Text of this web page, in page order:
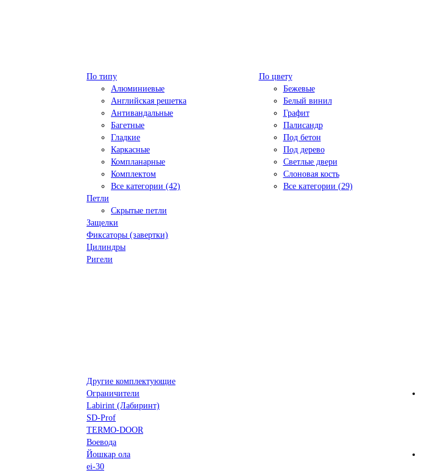
По типу
Алюминиевые
Английская решетка
Антивандальные
Багетные
Гладкие
Каркасные
Компланарные
Комплектом
Все категории (42)
По цвету
Бежевые
Белый винил
Графит
Палисандр
Под бетон
Под дерево
Светлые двери
Слоновая кость
Все категории (29)
Петли
Скрытые петли
Защелки
Фиксаторы (завертки)
Цилиндры
Ригели
Другие комплектующие
Ограничители
Labirint (Лабиринт)
SD-Prof
TERMO-DOOR
Воевода
Йошкар ола
ei-30